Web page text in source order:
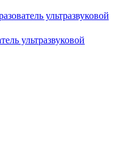
ультразвуковой